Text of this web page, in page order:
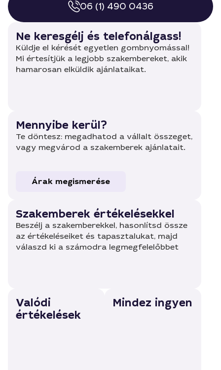
06 (1) 490 0436
Ne keresgélj és telefonálgass!
Küldje el kérését egyetlen gombnyomással!
Mi értesítjük a legjobb szakembereket, akik
hamarosan elküldik ajánlataikat.
Mennyibe kerül?
Te döntesz: megadhatod a vállalt összeget,
vagy megvárod a szakemberek ajánlatait.
Árak megismerése
Szakemberek értékelésekkel
Beszélj a szakemberekkel, hasonlítsd össze
az értékeléseiket és tapasztalukat, majd
válaszd ki a számodra legmegfelelőbbet
Valódi
értékelések
Mindez ingyen